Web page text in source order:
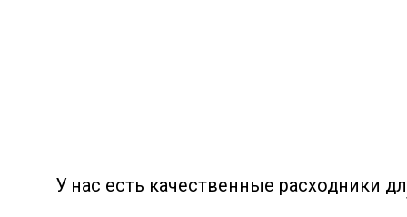
У нас есть качественные расходники